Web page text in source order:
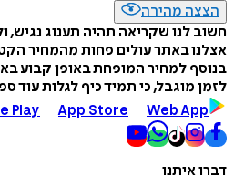
הצצה מהירה
חשוב לנו שקריאה תהיה תענוג נגיש,
אצלנו באתר עולים פחות מהמחיר
בנוסף למחיר המופחת באופן קבוע
לזמן מוגבל, כי תמיד כיף לגלות עוד
Play
App Store Web App
דברו איתנו